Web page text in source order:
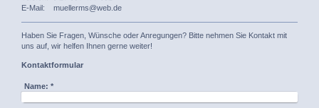
E-Mail: muellerms@web.de
Haben Sie Fragen, Wünsche oder Anregungen? Bitte nehmen Sie Kontakt mit
uns auf, wir helfen Ihnen gerne weiter!
Kontaktformular
Name: *